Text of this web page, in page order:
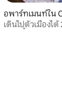
จาก 5, 19 รีวิ
อพาร์ทเมนท์ใน
เดินไปตัวเมืองไ